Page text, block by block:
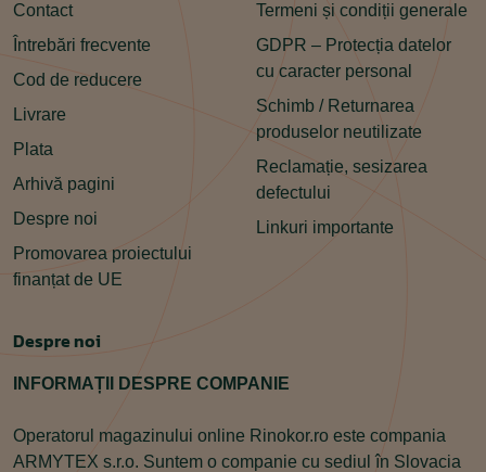
Contact
Întrebări frecvente
Cod de reducere
Livrare
Plata
Arhivă pagini
Despre noi
Promovarea proiectului
finanțat de UE
Termeni și condiții generale
GDPR – Protecția datelor
cu caracter personal
Schimb / Returnarea
produselor neutilizate
Reclamație, sesizarea
defectului
Linkuri importante
Despre noi
INFORMAȚII DESPRE COMPANIE
Operatorul magazinului online Rinokor.ro este compania
ARMYTEX s.r.o. Suntem o companie cu sediul în Slovacia